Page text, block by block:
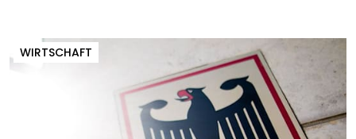
WIRTSCHAFT